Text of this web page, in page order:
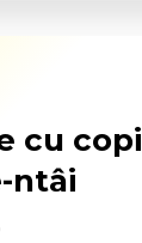
cu
ntâi